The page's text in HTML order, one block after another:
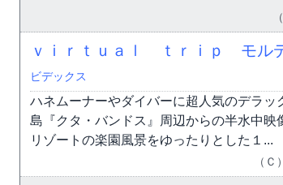
ｖｉｒｔｕａｌ ｔｒｉｐ モル
ビデックス
ハネムーナーやダイバーに超人気のデラ
島『クタ・バンドス』周辺からの半水中映
リゾートの楽園風景をゆったりとした１...
（